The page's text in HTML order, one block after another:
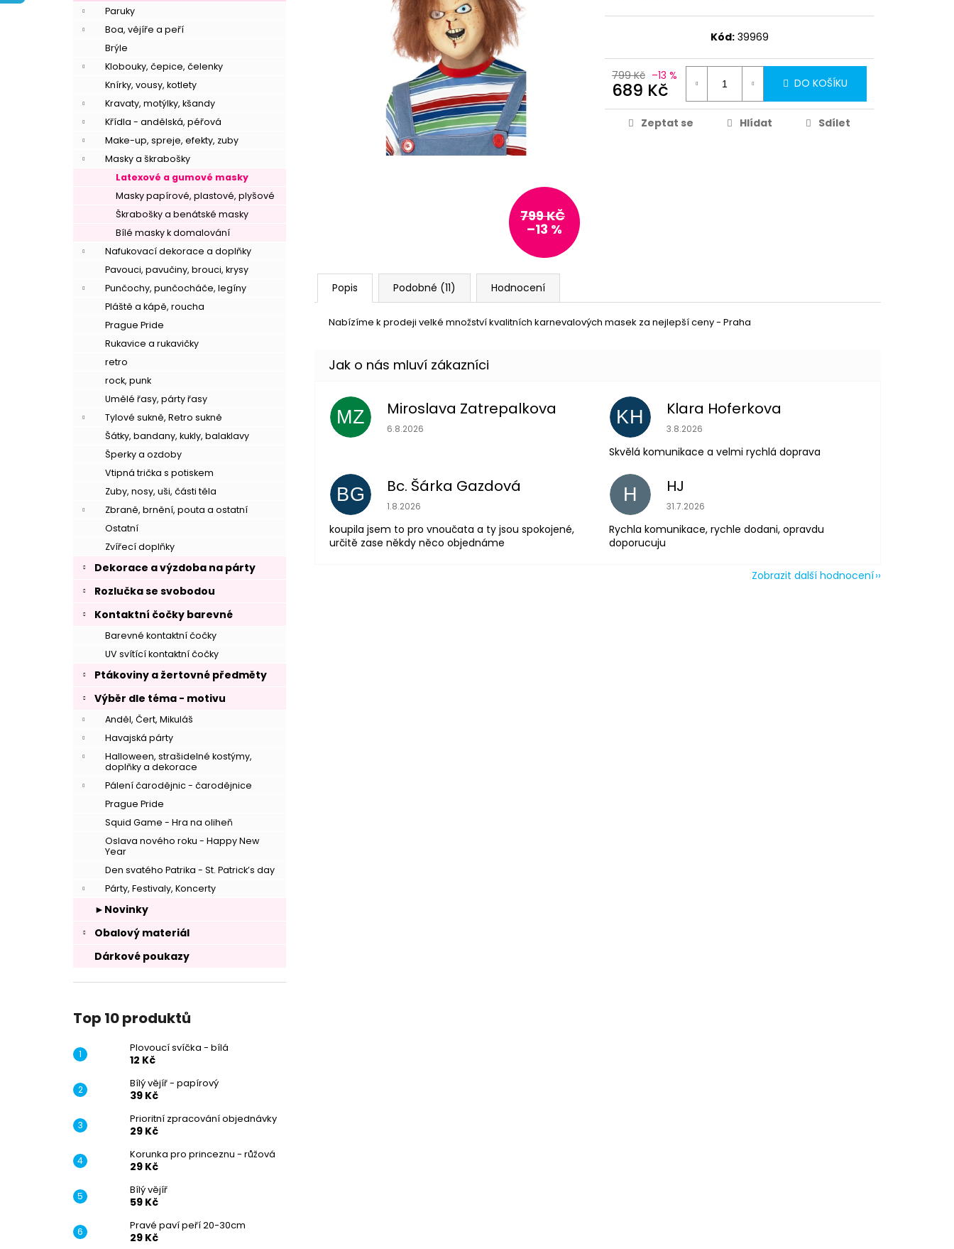
Paruky
Boa, vějíře a peří
Brýle
Klobouky, čepice, čelenky
Knírky, vousy, kotlety
Kravaty, motýlky, kšandy
Křídla - andělská, péřová
Make-up, spreje, efekty, zuby
Masky a škrabošky
Latexové a gumové masky
Masky papírové, plastové, plyšové
Škrabošky a benátské masky
Bílé masky k domalování
Nafukovací dekorace a doplňky
Pavouci, pavučiny, brouci, krysy
Punčochy, punčocháče, legíny
Pláště a kápě, roucha
Prague Pride
Rukavice a rukavičky
retro
rock, punk
Umělé řasy, párty řasy
Tylové sukně, Retro sukně
Šátky, bandany, kukly, balaklavy
Šperky a ozdoby
Vtipná trička s potiskem
Zuby, nosy, uši, části těla
Zbraně, brnění, pouta a ostatní
Ostatní
Zvířecí doplňky
Dekorace a výzdoba na párty
Rozlučka se svobodou
Kontaktní čočky barevné
Barevné kontaktní čočky
UV svítící kontaktní čočky
Ptákoviny a žertovné předměty
Výběr dle téma - motivu
Anděl, Čert, Mikuláš
Havajská párty
Halloween, strašidelné kostýmy,
doplňky a dekorace
Pálení čarodějnic - čarodějnice
Prague Pride
Squid Game - Hra na oliheň
Oslava nového roku - Happy New
Year
Den svatého Patrika - St. Patrick’s day
Párty, Festivaly, Koncerty
►Novinky
Obalový materiál
Dárkové poukazy
Top 10 produktů
Plovoucí svíčka - bílá
12 Kč
Bílý vějíř - papírový
39 Kč
Prioritní zpracování objednávky
29 Kč
Korunka pro princeznu - růžová
29 Kč
Bílý vějíř
59 Kč
Pravé paví peří 20-30cm
29 Kč
Kód: 39969
799 Kč –13 %
689 Kč DO KOŠÍKU
Zeptat se Hlídat Sdílet
799 KČ
–13 %
Popis Podobné (11) Hodnocení
Nabízíme k prodeji velké množství kvalitních karnevalových masek za nejlepší ceny - Praha
MZ Miroslava Zatrepalkova
Hodnocení obchodu je 5 z 5 hvězdiček.
6.8.2026
KH Klara Hoferkova
Hodnocení obchodu je 5 z 5 hvězdiček.
3.8.2026
Skvělá komunikace a velmi rychlá doprava
BG Bc. Šárka Gazdová
Hodnocení obchodu je 5 z 5 hvězdiček.
1.8.2026
koupila jsem to pro vnoučata a ty jsou spokojené,
určitě zase někdy něco objednáme
H HJ
Hodnocení obchodu je 5 z 5 hvězdiček.
31.7.2026
Rychla komunikace, rychle dodani, opravdu
doporucuju
Zobrazit další hodnocení
Partykostym.cz - online